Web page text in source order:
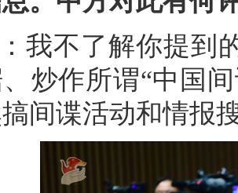
我不了解你提到
炒作所谓“中国
间谍活动和情报